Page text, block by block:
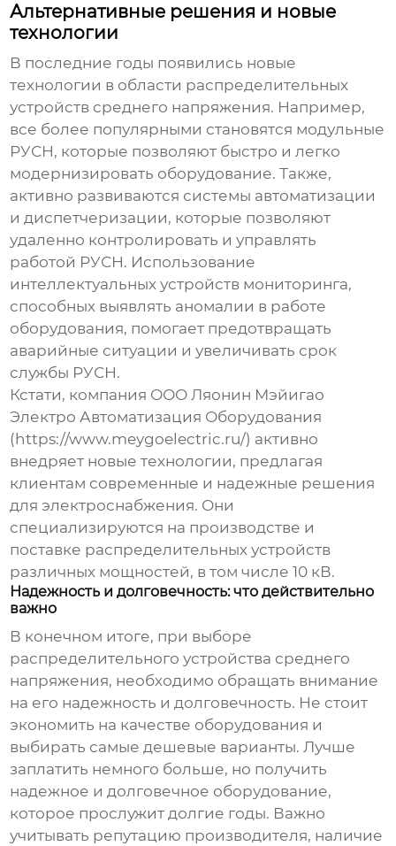
Альтернативные решения и новые
технологии
В последние годы появились новые
технологии в области распределительных
устройств среднего напряжения. Например,
все более популярными становятся модульные
РУСН, которые позволяют быстро и легко
модернизировать оборудование. Также,
активно развиваются системы автоматизации
и диспетчеризации, которые позволяют
удаленно контролировать и управлять
работой РУСН. Использование
интеллектуальных устройств мониторинга,
способных выявлять аномалии в работе
оборудования, помогает предотвращать
аварийные ситуации и увеличивать срок
службы РУСН.
Кстати, компания ООО Ляонин Мэйигао
Электро Автоматизация Оборудования
(https://www.meygoelectric.ru/) активно
внедряет новые технологии, предлагая
клиентам современные и надежные решения
для электроснабжения. Они
специализируются на производстве и
поставке распределительных устройств
различных мощностей, в том числе 10 кВ.
Надежность и долговечность: что действительно
важно
В конечном итоге, при выборе
распределительного устройства среднего
напряжения, необходимо обращать внимание
на его надежность и долговечность. Не стоит
экономить на качестве оборудования и
выбирать самые дешевые варианты. Лучше
заплатить немного больше, но получить
надежное и долговечное оборудование,
которое прослужит долгие годы. Важно
учитывать репутацию производителя, наличие